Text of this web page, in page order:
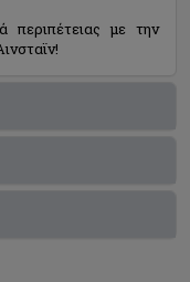
περιπέτειας με την